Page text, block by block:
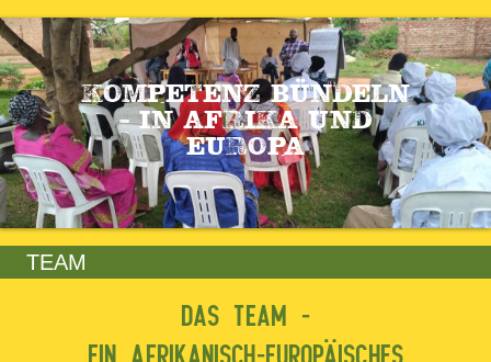
KOMPETENZ BÜNDELN
- IN AFRIKA UND
EUROPA
TEAM
DAS TEAM -